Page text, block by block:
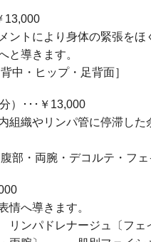
13,000
トにより身体の緊張をほ
と導きます。
・ヒップ・足背面］
）･･･￥13,000
組織やリンパ管に停滞し
部・両腕・デコルテ・フェ
情へ導きます。
パドレナージュ〔フ